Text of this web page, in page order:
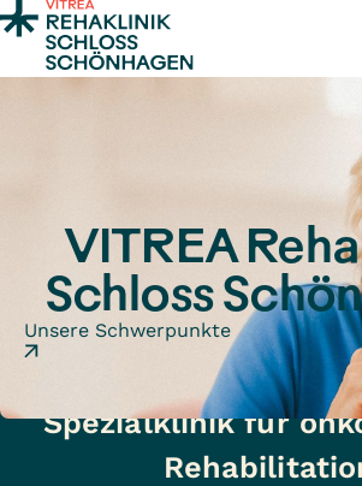
Zum Inhalt springen
VITREA
Schloss
Unsere Schwerpunkte
Spezialklinik für